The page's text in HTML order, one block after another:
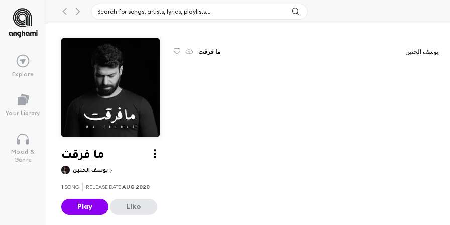
Explore
Your Library
Mood &
Genre
ما فرقت
1 SONG RELEASE DATEAUG 2020
Play Like
ما فرقت يوسف الحنين